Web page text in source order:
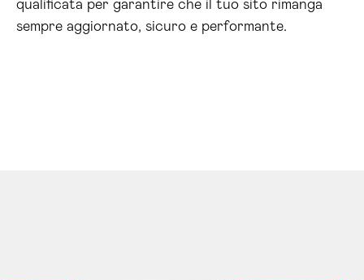
qualificata per garantire che il tuo sito rimanga
sempre aggiornato, sicuro e performante.